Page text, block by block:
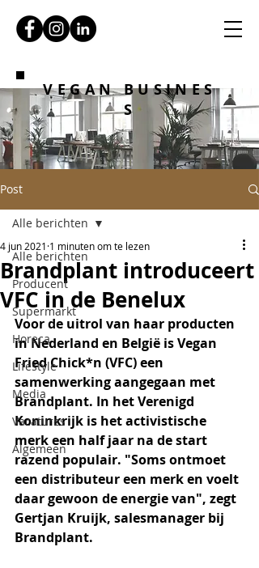
VEGAN BUSINES
S
Post
Alle berichten
Producent
Supermarkt
Horeca
Lifestyle
Media
Vacatures
Algemeen
Alle berichten
Brandplant introduceert
VFC in de Benelux
4 jun 2021 1 minuten om te lezen
Voor de uitrol van haar producten
in Nederland en België is Vegan
Fried Chick*n (VFC) een
samenwerking aangegaan met
Brandplant. In het Verenigd
Koninkrijk is het activistische
merk een half jaar na de start
razend populair. "Soms ontmoet
een distributeur een merk en voelt
daar gewoon de energie van", zegt
Gertjan Kruijk, salesmanager bij
Brandplant.